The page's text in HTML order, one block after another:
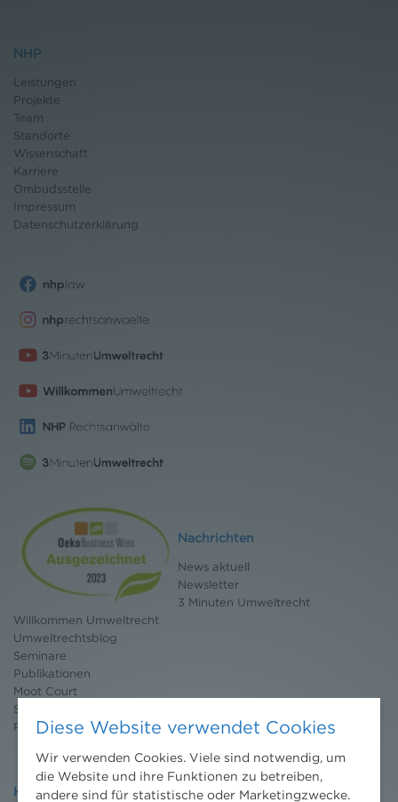
NHP
Leistungen
Projekte
Team
Standorte
Wissenschaft
Karriere
Ombudsstelle
Impressum
Datenschutzerklärung
Nachrichten
News aktuell
Newsletter
3 Minuten Umweltrecht
Willkommen Umweltrecht
Umweltrechtsblog
Seminare
Publikationen
Moot Court
Stipendium
Pressebereich
Kontakt
Diese Website verwendet Cookies
Wir verwenden Cookies. Viele sind notwendig, um
die Website und ihre Funktionen zu betreiben,
andere sind für statistische oder Marketingzwecke.